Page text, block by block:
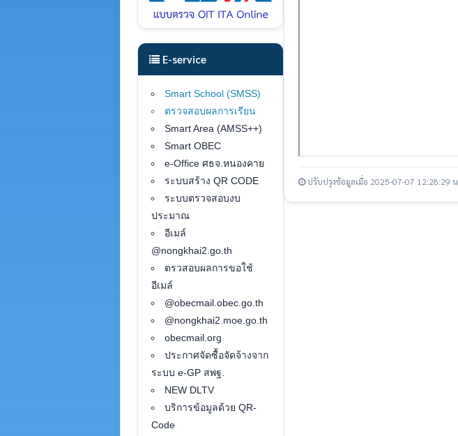
E-service
Smart School (SMSS)
ตรวจสอบผลการเรียน
Smart Area (AMSS++)
Smart OBEC
e-Office ศธจ.หนองคาย
ระบบสร้าง QR CODE
ระบบตรวจสอบงบ
ประมาณ
อีเมล์
@nongkhai2.go.th
ตรวสอบผลการขอใช้
อีเมล์
@obecmail.obec.go.th
@nongkhai2.moe.go.th
obecmail.org
ประกาศจัดซื้อจัดจ้างจาก
ระบบ e-GP สพฐ.
NEW DLTV
บริการข้อมูลด้วย QR-
Code
ปรับปรุงข้อมูลเมื่อ 2025-07-07 12:28:29 น.